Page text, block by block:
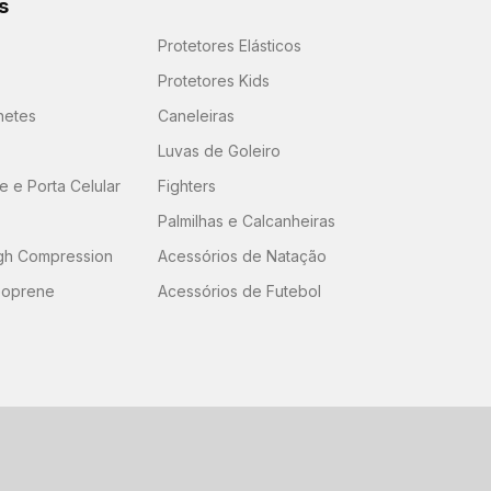
e Porta Celular
Compression
Protetores Elásticos
Protetores Kids
Caneleiras
Luvas de Goleiro
Fighters
Palmilhas e Calcanheiras
Acessórios de Natação
Acessórios de Futebol